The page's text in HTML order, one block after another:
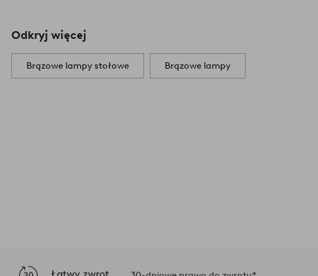
Odkryj więcej
Brązowe lampy stołowe Brązowe lampy